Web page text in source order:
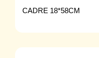
CADRE 18*58CM